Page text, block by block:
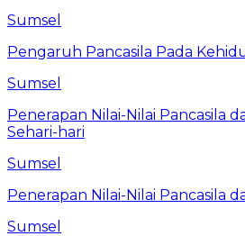
Sumsel
Pengaruh Pancasila Pada
Sumsel
Penerapan Nilai-Nilai Pancasila
Sehari-hari
Sumsel
Penerapan Nilai-Nilai Pancasila
Sumsel